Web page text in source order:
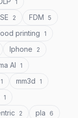
1
2 FDM 5
printing 1
Iphone 2
AI 1
1 mm3d 1
1
2 pla 6